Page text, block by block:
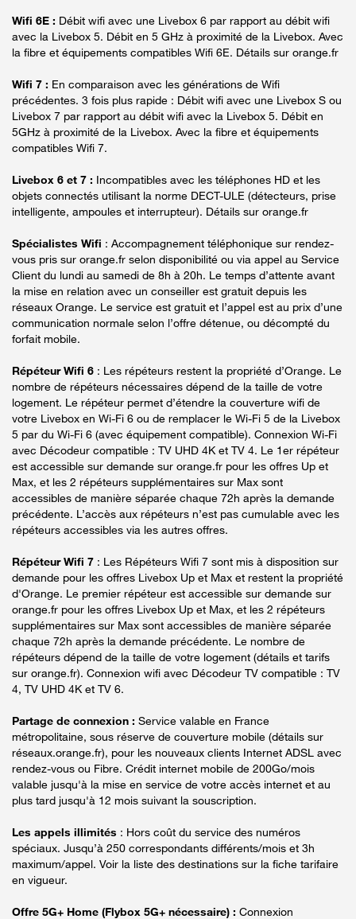
Wifi 6E : Débit wifi avec une Livebox 6 par rapport au débit wifi
avec la Livebox 5. Débit en 5 GHz à proximité de la Livebox. Avec
la fibre et équipements compatibles Wifi 6E. Détails sur orange.fr
Wifi 7 : En comparaison avec les générations de Wifi
précédentes. 3 fois plus rapide : Débit wifi avec une Livebox S ou
Livebox 7 par rapport au débit wifi avec la Livebox 5. Débit en
5GHz à proximité de la Livebox. Avec la fibre et équipements
compatibles Wifi 7.
Livebox 6 et 7 : Incompatibles avec les téléphones HD et les
objets connectés utilisant la norme DECT-ULE (détecteurs, prise
intelligente, ampoules et interrupteur). Détails sur orange.fr
Spécialistes Wifi : Accompagnement téléphonique sur rendez-
vous pris sur orange.fr selon disponibilité ou via appel au Service
Client du lundi au samedi de 8h à 20h. Le temps d’attente avant
la mise en relation avec un conseiller est gratuit depuis les
réseaux Orange. Le service est gratuit et l’appel est au prix d’une
communication normale selon l’offre détenue, ou décompté du
forfait mobile.
Répéteur Wifi 6 : Les répéteurs restent la propriété d’Orange. Le
nombre de répéteurs nécessaires dépend de la taille de votre
logement. Le répéteur permet d’étendre la couverture wifi de
votre Livebox en Wi-Fi 6 ou de remplacer le Wi-Fi 5 de la Livebox
5 par du Wi-Fi 6 (avec équipement compatible). Connexion Wi-Fi
avec Décodeur compatible : TV UHD 4K et TV 4. Le 1er répéteur
est accessible sur demande sur orange.fr pour les offres Up et
Max, et les 2 répéteurs supplémentaires sur Max sont
accessibles de manière séparée chaque 72h après la demande
précédente. L’accès aux répéteurs n’est pas cumulable avec les
répéteurs accessibles via les autres offres.
Répéteur Wifi 7 : Les Répéteurs Wifi 7 sont mis à disposition sur
demande pour les offres Livebox Up et Max et restent la propriété
d'Orange. Le premier répéteur est accessible sur demande sur
orange.fr pour les offres Livebox Up et Max, et les 2 répéteurs
supplémentaires sur Max sont accessibles de manière séparée
chaque 72h après la demande précédente. Le nombre de
répéteurs dépend de la taille de votre logement (détails et tarifs
sur orange.fr). Connexion wifi avec Décodeur TV compatible : TV
4, TV UHD 4K et TV 6.
Partage de connexion : Service valable en France
métropolitaine, sous réserve de couverture mobile (détails sur
réseaux.orange.fr), pour les nouveaux clients Internet ADSL avec
rendez-vous ou Fibre. Crédit internet mobile de 200Go/mois
valable jusqu'à la mise en service de votre accès internet et au
plus tard jusqu'à 12 mois suivant la souscription.
Les appels illimités : Hors coût du service des numéros
spéciaux. Jusqu’à 250 correspondants différents/mois et 3h
maximum/appel. Voir la liste des destinations sur la fiche tarifaire
en vigueur.
Offre 5G+ Home (Flybox 5G+ nécessaire) : Connexion